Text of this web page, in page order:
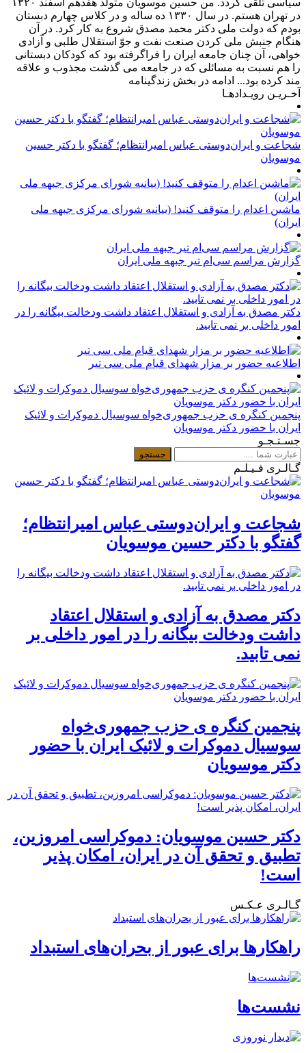
سیاسی تلقی گردد. من حسین موسویان متولد هفدهم اسفند ۱۳۲۰
در تهران هستم. در سال ۱۳۳۰ ده ساله و در کلاس چهارم دبستان
بودم که دولت ملی دکتر محمد مصدق شروع به کار کرد. در آن
هنگام جنبش ملی کردن صنعت نفت و جوّ استقلال طلبی و آزادی
خواهی، آن چنان جامعه ایران را فراگرفته بود که کودکان دبستانی
را هم نسبت به مسائلی که در جامعه می گذشت مجذوب و علاقه
مند کرده بود... ادامه در بخش زندگینامه
آخـریـن رویـدادهـا
شجاعت و ایران‌دوستی عباس امیرانتظام؛ گفتگو با دکتر حسین
موسویان
ماشین اعدام را متوقف کنید! (بیانیه شورای مرکزی جبهه ملی
ایران)
گزارش مراسم سی‌ام تیر جبهه ملی ایران
دکتر مصدق به آزادی و استقلال اعتقاد داشت ودخالت بیگانه را در
امور داخلی بر نمی تابید.
اطلاعیه حضور بر مزار شهدای قیام ملی سی تیر
پنجمین کنگره ی حزب جمهوری‌خواه سوسیال دموکرات و لائیک
ایران با حضور دکتر موسویان
جسـتـجـو
گـالـری فـیـلـم
شجاعت و ایران‌دوستی عباس امیرانتظام؛
گفتگو با دکتر حسین موسویان
دکتر مصدق به آزادی و استقلال اعتقاد
داشت ودخالت بیگانه را در امور داخلی بر
نمی تابید.
پنجمین کنگره ی حزب جمهوری‌خواه
سوسیال دموکرات و لائیک ایران با حضور
دکتر موسویان
دکتر حسین موسویان: دموکراسی امروزین،
تطبیق و تحقق آن در ایران، امکان پذیر
است!
گـالـری عـکـس
راهکارها برای عبور از بحران‌های استبداد
نشست‌ها